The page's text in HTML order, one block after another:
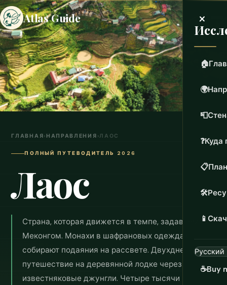
Atlas Guide ×
🏠
🌍
📮
❓Куда
📋
🛠️
📱
☕Buy
ГЛАВНАЯ›НАПРАВЛЕНИЯ ›ЛАОС
ПОЛНЫЙ ПУТЕВОДИТЕЛЬ 2026
Лаос
Страна, которая движется в темпе, задаваемом
Меконгом. Монахи в шафрановых одеждах
собирают подаяния на рассвете. Двухдневное
путешествие на деревянной лодке через
известняковые джунгли. Четыре тысячи